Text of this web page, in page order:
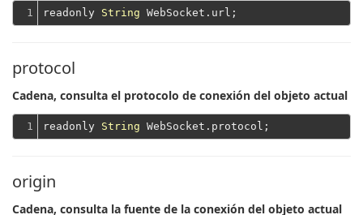
1 readonly String
protocol
Cadena, consulta el protocolo de conexión del objeto actual
1 readonly String
origin
Cadena, consulta la fuente de la conexión del objeto actual